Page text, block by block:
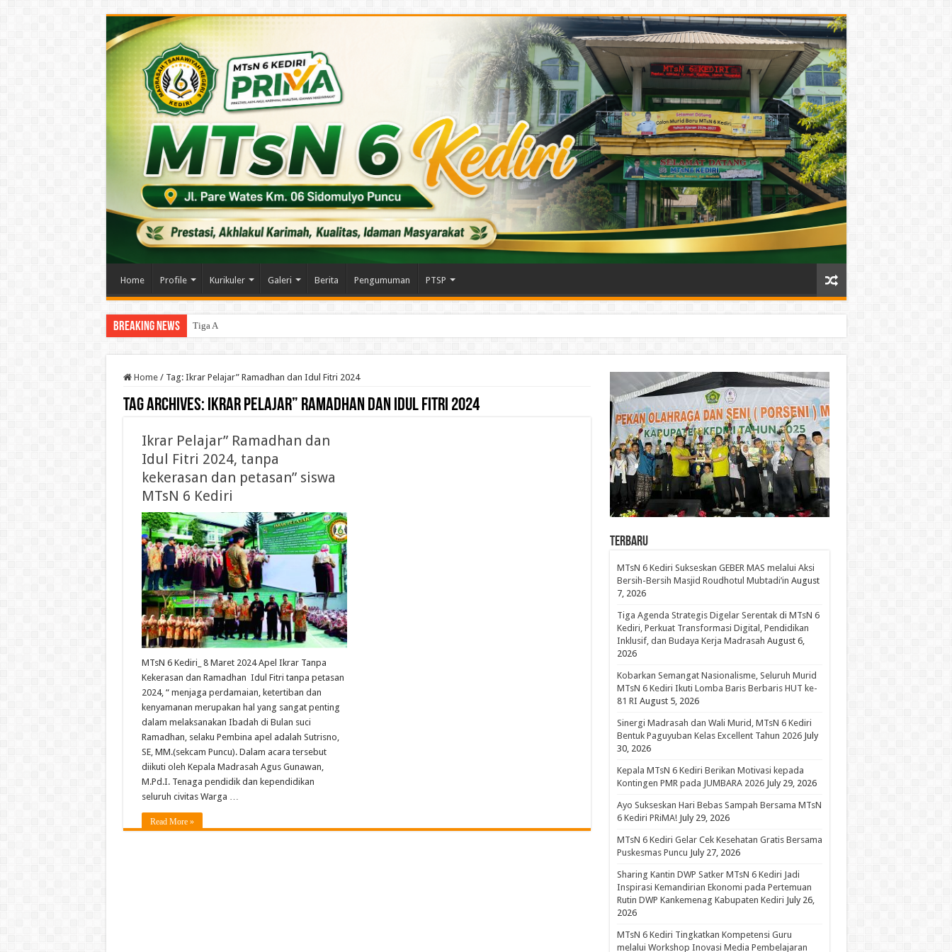
Home Profile Kurikuler Galeri Berita Pengumuman PTSP
Breaking News Tiga Agenda Strategis Dige
Home / Tag: Ikrar Pelajar” Ramadhan dan Idul Fitri 2024
Tag Archives: Ikrar Pelajar” Ramadhan dan Idul Fitri 2024
Ikrar Pelajar” Ramadhan dan
Idul Fitri 2024, tanpa
kekerasan dan petasan” siswa
MTsN 6 Kediri
MTsN 6 Kediri_ 8 Maret 2024 Apel Ikrar Tanpa
Kekerasan dan Ramadhan Idul Fitri tanpa petasan
2024, “ menjaga perdamaian, ketertiban dan
kenyamanan merupakan hal yang sangat penting
dalam melaksanakan Ibadah di Bulan suci
Ramadhan, selaku Pembina apel adalah Sutrisno,
SE, MM.(sekcam Puncu). Dalam acara tersebut
diikuti oleh Kepala Madrasah Agus Gunawan,
M.Pd.I. Tenaga pendidik dan kependidikan
seluruh civitas Warga …
Read More »
Terbaru
MTsN 6 Kediri Sukseskan GEBER MAS melalui Aksi
Bersih-Bersih Masjid Roudhotul Mubtadi’in August
7, 2026
Tiga Agenda Strategis Digelar Serentak di MTsN 6
Kediri, Perkuat Transformasi Digital, Pendidikan
Inklusif, dan Budaya Kerja Madrasah August 6,
2026
Kobarkan Semangat Nasionalisme, Seluruh Murid
MTsN 6 Kediri Ikuti Lomba Baris Berbaris HUT ke-
81 RI August 5, 2026
Sinergi Madrasah dan Wali Murid, MTsN 6 Kediri
Bentuk Paguyuban Kelas Excellent Tahun 2026 July
30, 2026
Kepala MTsN 6 Kediri Berikan Motivasi kepada
Kontingen PMR pada JUMBARA 2026 July 29, 2026
Ayo Sukseskan Hari Bebas Sampah Bersama MTsN
6 Kediri PRiMA! July 29, 2026
MTsN 6 Kediri Gelar Cek Kesehatan Gratis Bersama
Puskesmas Puncu July 27, 2026
Sharing Kantin DWP Satker MTsN 6 Kediri Jadi
Inspirasi Kemandirian Ekonomi pada Pertemuan
Rutin DWP Kankemenag Kabupaten Kediri July 26,
2026
MTsN 6 Kediri Tingkatkan Kompetensi Guru
melalui Workshop Inovasi Media Pembelajaran